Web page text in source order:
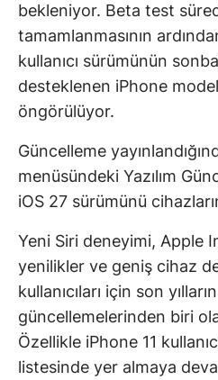
bekleniyor. Beta test
tamamlanmasının
kullanıcı sürümünün
desteklenen iPhone
öngörülüyor.
Güncelleme
menüsündeki Yazılım
iOS 27 sürümünü
Yeni Siri deneyimi, Apple
yenilikler ve geniş cihaz
kullanıcıları için son
güncellemelerinden biri
Özellikle iPhone 11
listesinde yer almaya